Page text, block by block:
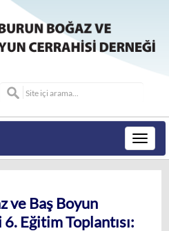
Toggle
ve Baş Boyun
Eğitim Toplantısı: